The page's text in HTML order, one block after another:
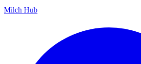
Milch Hub